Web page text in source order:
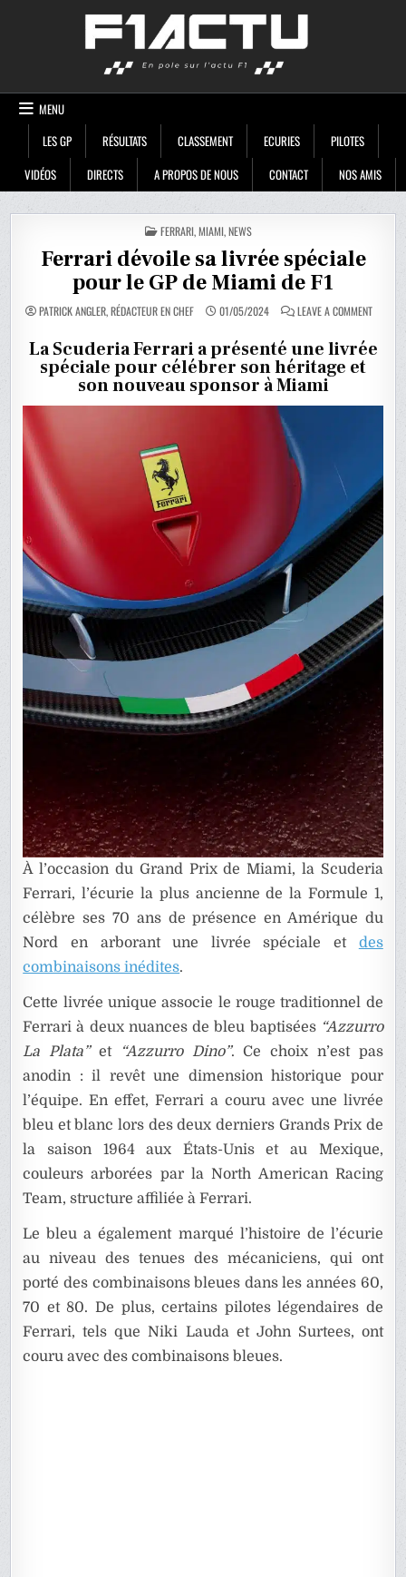
MENU
LES GP
RÉSULTATS CLASSEMENT ECURIES
PILOTES
VIDÉOS
DIRECTS A PROPOS DE NOUS CONTACT NOS AMIS
POSTED
IN
FERRARI,MIAMI,NEWS
Ferrari dévoile sa livrée spéciale
pour le GP de Miami de F1
PATRICK ANGLER, RÉDACTEUR EN CHEF 01/05/2024 LEAVE A COMMENTON
FERRARI
SA
LIVRÉE
DE
La Scuderia Ferrari a présenté une livrée
spéciale pour célébrer son héritage et
son nouveau sponsor à Miami
À l’occasion du Grand Prix de Miami, la Scuderia
Ferrari, l’écurie la plus ancienne de la Formule 1,
célèbre ses 70 ans de présence en Amérique du
Nord en arborant une livrée spéciale et des
combinaisons inédites.
Cette livrée unique associe le rouge traditionnel de
Ferrari à deux nuances de bleu baptisées “Azzurro
La Plata”et “Azzurro Dino”. Ce choix n’est pas
anodin : il revêt une dimension historique pour
l’équipe. En effet, Ferrari a couru avec une livrée
bleu et blanc lors des deux derniers Grands Prix de
la saison 1964 aux États-Unis et au Mexique,
couleurs arborées par la North American Racing
Team, structure affiliée à Ferrari.
Le bleu a également marqué l’histoire de l’écurie
au niveau des tenues des mécaniciens, qui ont
porté des combinaisons bleues dans les années 60,
70 et 80. De plus, certains pilotes légendaires de
Ferrari, tels que Niki Lauda et John Surtees, ont
couru avec des combinaisons bleues.